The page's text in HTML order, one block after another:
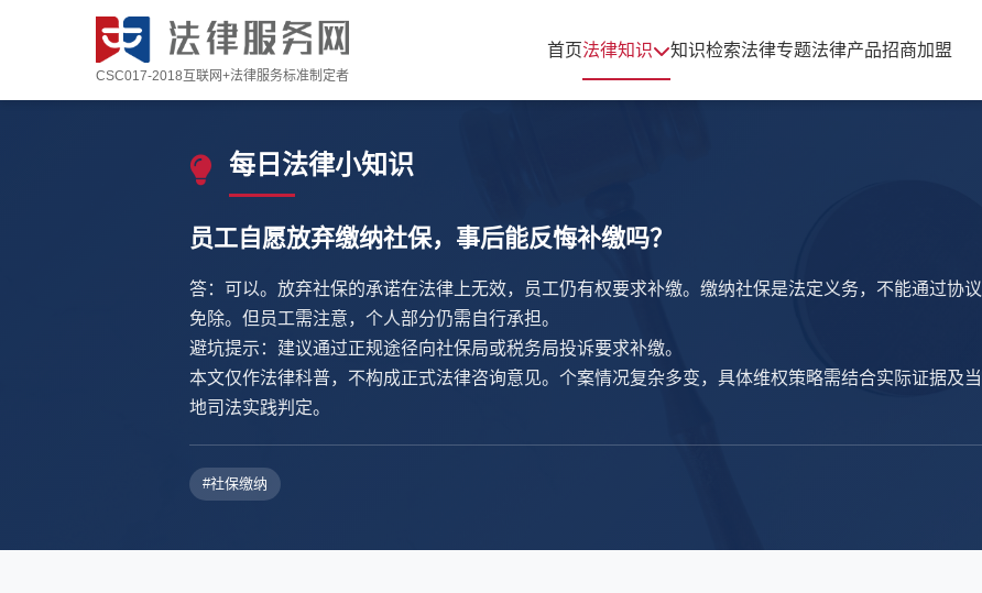
CSC017-2018互联网+法律服务标准制定者
首页法律知识 知识检索法律专题法律产品招商加盟
每日法律小知识
员工自愿放弃缴纳社保，事后能反悔补缴吗？
答：可以。放弃社保的承诺在法律上无效，员工仍有权要求补缴。缴纳社保是法定义务，不能通过协议
免除。但员工需注意，个人部分仍需自行承担。
避坑提示：建议通过正规途径向社保局或税务局投诉要求补缴。
本文仅作法律科普，不构成正式法律咨询意见。个案情况复杂多变，具体维权策略需结合实际证据及当
地司法实践判定。
#社保缴纳